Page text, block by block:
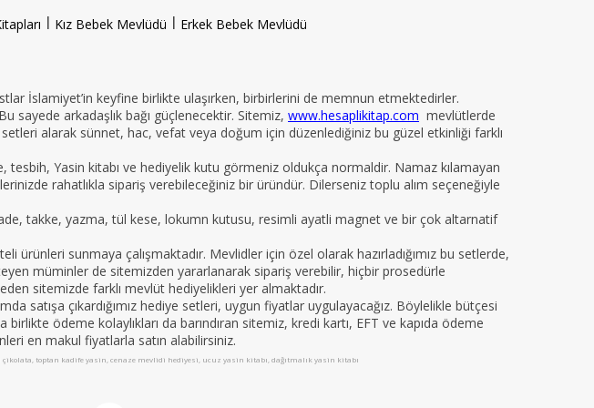
l Kız Bebek Mevlüdü l Erkek Bebek Mevlüdü
İslamiyet’in keyfine birlikte ulaşırken, birbirlerini de memnun etmektedirler.
sayede arkadaşlık bağı güçlenecektir. Sitemiz, www.hesaplikitap.com mevlütlerde
alarak sünnet, hac, vefat veya doğum için düzenlediğiniz bu güzel etkinliği farklı
Yasin kitabı ve hediyelik kutu görmeniz oldukça normaldir. Namaz kılamayan
rahatlıkla sipariş verebileceğiniz bir üründür. Dilerseniz toplu alım seçeneğiyle
takke, yazma, tül kese, lokumn kutusu, resimli ayatli magnet ve bir çok altarnatif
sunmaya çalışmaktadır. Mevlidler için özel olarak hazırladığımız bu setlerde,
müminler de sitemizden yararlanarak sipariş verebilir, hiçbir prosedürle
sitemizde farklı mevlüt hediyelikleri yer almaktadır.
satışa çıkardığımız hediye setleri, uygun fiyatlar uygulayacağız. Böylelikle bütçesi
ödeme kolaylıkları da barındıran sitemiz, kredi kartı, EFT ve kapıda ödeme
en makul fiyatlarla satın alabilirsiniz.
toptan kadife yasin, cenaze mevlidi hediyesi, ucuz yasin kitabı, dağıtmalık yasin kitabı